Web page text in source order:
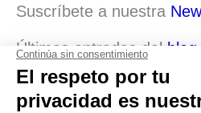
Suscríbete a nuestra
Últimas entradas del blog